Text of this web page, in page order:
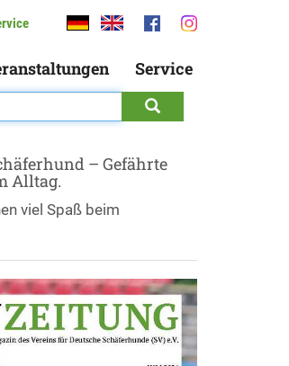
Service
– Gefährte
Alltag.
viel Spaß beim